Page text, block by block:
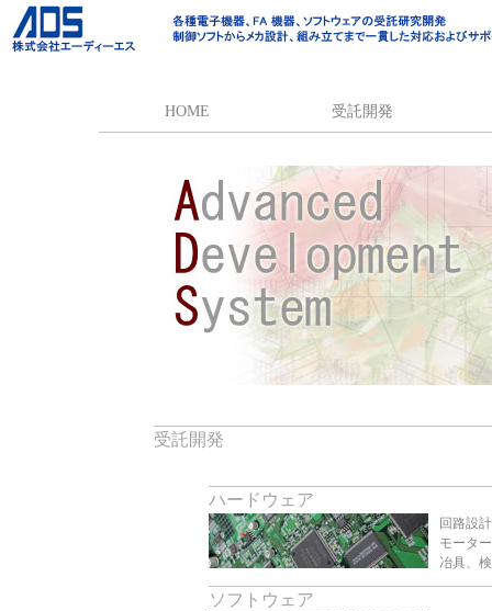
HOME 受託開発
ソフト作成）
御）
受託開発
ハードウェア
回路設
モータ
冶具、
ソフトウェア